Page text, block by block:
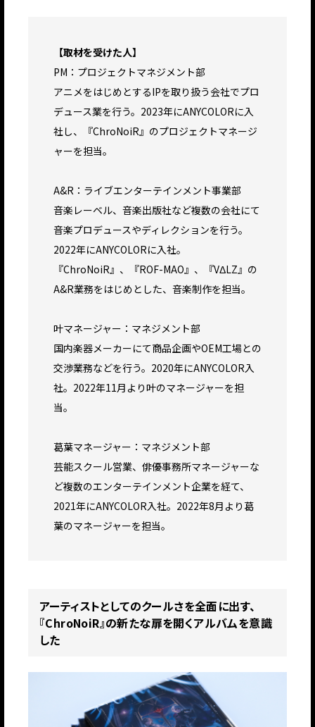
【取材を受けた人】
PM：プロジェクトマネジメント部
アニメをはじめとするIPを取り扱う会社でプロ
デュース業を行う。2023年にANYCOLORに入
社し、『ChroNoiR』のプロジェクトマネージ
ャーを担当。
A&R：ライブエンターテインメント事業部
音楽レーベル、音楽出版社など複数の会社にて
音楽プロデュースやディレクションを行う。
2022年にANYCOLORに入社。
『ChroNoiR』、『ROF-MAO』、『VΔLZ』の
A&R業務をはじめとした、音楽制作を担当。
叶マネージャー：マネジメント部
国内楽器メーカーにて商品企画やOEM工場との
交渉業務などを行う。2020年にANYCOLOR入
社。2022年11月より叶のマネージャーを担
当。
葛葉マネージャー：マネジメント部
芸能スクール営業、俳優事務所マネージャーな
ど複数のエンターテインメント企業を経て、
2021年にANYCOLOR入社。2022年8月より葛
葉のマネージャーを担当。
アーティストとしてのクールさを全面に出す、
『ChroNoiR』の新たな扉を開くアルバムを意識
した